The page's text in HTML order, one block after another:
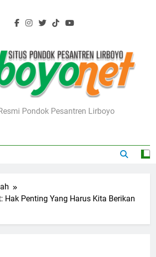
Pondok Pesantren Lirboyo
Hak Penting Yang Harus Kita Berikan